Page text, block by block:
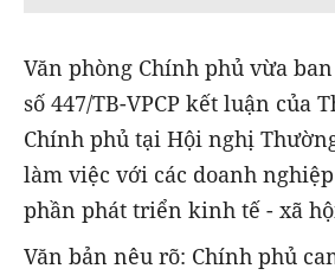
Văn phòng Chính phủ vừa
số 447/TB-VPCP kết luận của
Chính phủ tại Hội nghị
làm việc với các doanh
phần phát triển kinh tế - xã
Văn bản nêu rõ: Chính phủ